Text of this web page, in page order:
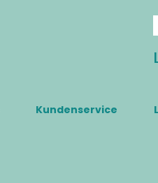
Kundenservice